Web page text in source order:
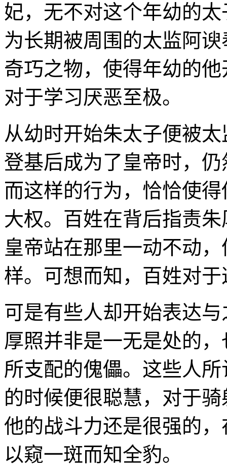
妃，无不对这个年幼的
为长期被周围的太监阿
奇巧之物，使得年幼的
对于学习厌恶至极。
从幼时开始朱太子便被
登基后成为了皇帝时，
而这样的行为，恰恰使
大权。百姓在背后指责
皇帝站在那里一动不动
样。可想而知，百姓对
可是有些人却开始表达
厚照并非是一无是处的
所支配的傀儡。这些人
的时候便很聪慧，对于
他的战斗力还是很强的
以窥一斑而知全豹。